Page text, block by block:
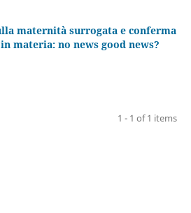
maternità surrogata e conferma
materia: no news good news?
1 - 1 of 1 items